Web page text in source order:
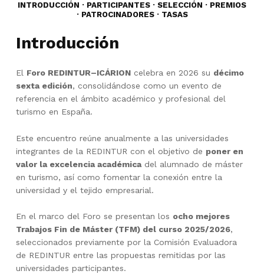
INTRODUCCIÓN · PARTICIPANTES · SELECCIÓN · PREMIOS
· PATROCINADORES · TASAS
Introducción
El Foro REDINTUR–ICÁRIONcelebra en 2026 su décimo
sexta edición, consolidándose como un evento de
referencia en el ámbito académico y profesional del
turismo en España.
Este encuentro reúne anualmente a las universidades
integrantes de la REDINTUR con el objetivo de poner en
valor la excelencia académicadel alumnado de máster
en turismo, así como fomentar la conexión entre la
universidad y el tejido empresarial.
En el marco del Foro se presentan los ocho mejores
Trabajos Fin de Máster (TFM) del curso 2025/2026,
seleccionados previamente por la Comisión Evaluadora
de REDINTUR entre las propuestas remitidas por las
universidades participantes.